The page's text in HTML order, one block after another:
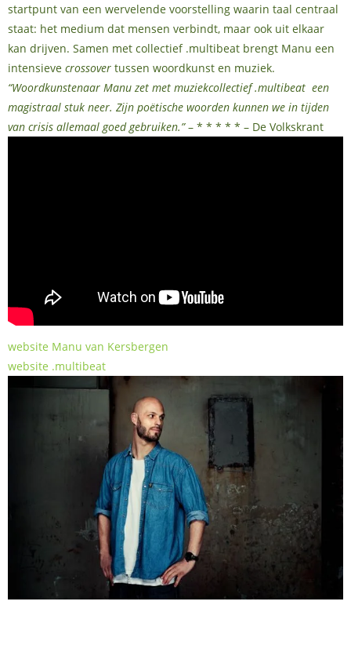
startpunt van een wervelende voorstelling waarin taal centraal
staat: het medium dat mensen verbindt, maar ook uit elkaar
kan drijven. Samen met collectief .multibeat brengt Manu een
intensieve crossover tussen woordkunst en muziek.
“Woordkunstenaar Manu zet met muziekcollectief .multibeat een
magistraal stuk neer. Zijn poëtische woorden kunnen we in tijden
van crisis allemaal goed gebruiken.”– * * * * * – De Volkskrant
website Manu van Kersbergen
website .multibeat